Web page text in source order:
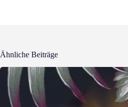
Ähnliche Beiträge